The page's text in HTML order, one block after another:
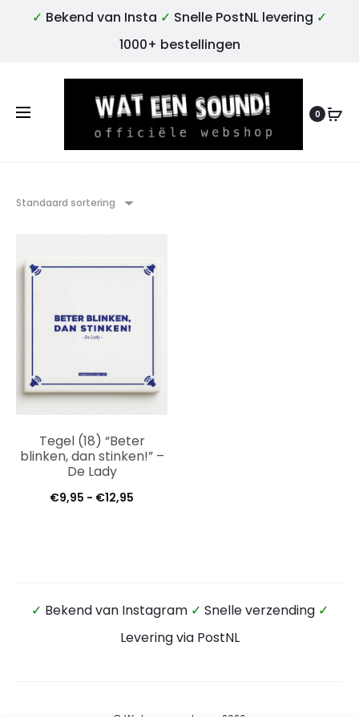
✓ Bekend van Insta ✓ Snelle PostNL levering ✓
1000+ bestellingen
0
Standaard sortering
Tegel (18) “Beter
blinken, dan stinken!” –
De Lady
€9,95 - €12,95
✓ Bekend van Instagram ✓ Snelle verzending ✓
Levering via PostNL